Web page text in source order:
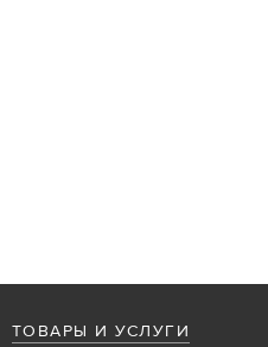
ТОВАРЫ И УСЛУГИ